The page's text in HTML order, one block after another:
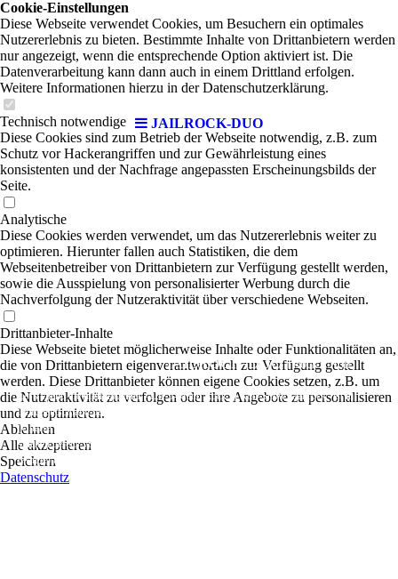
JAILROCK-DUO
JAILROCK-DUO| Rock'n'Roll
Let’s spend the night together - Die 5-Mann Rock’ n Roll-Show „Jailrock“ ist in
Norddeutschland bestens bekannt. Nun treten die beiden Frontmänner Lars Hofmann
(Gitarre, Mundharmonika) und Malte Lackmann (Gesang) auch zu Zweit auf. Sie
spielten bereits vor über 1000 Soldaten in Afghanistan, vor der Bundeskanzlerin
(Angie) und in Live-Clubs in Hamburg, Bremen und Umgebung.
Cookie-Einstellungen
Diese Webseite verwendet Cookies, um Besuchern ein optimales
Nutzererlebnis zu bieten. Bestimmte Inhalte von Drittanbietern werden
nur angezeigt, wenn die entsprechende Option aktiviert ist. Die
Datenverarbeitung kann dann auch in einem Drittland erfolgen.
Weitere Informationen hierzu in der Datenschutzerklärung.
Technisch notwendige
Diese Cookies sind zum Betrieb der Webseite notwendig, z.B. zum
Schutz vor Hackerangriffen und zur Gewährleistung eines
konsistenten und der Nachfrage angepassten Erscheinungsbilds der
Seite.
Analytische
Diese Cookies werden verwendet, um das Nutzererlebnis weiter zu
optimieren. Hierunter fallen auch Statistiken, die dem
Webseitenbetreiber von Drittanbietern zur Verfügung gestellt werden,
sowie die Ausspielung von personalisierter Werbung durch die
Nachverfolgung der Nutzeraktivität über verschiedene Webseiten.
Drittanbieter-Inhalte
Diese Webseite bietet möglicherweise Inhalte oder Funktionalitäten an,
die von Drittanbietern eigenverantwortlich zur Verfügung gestellt
werden. Diese Drittanbieter können eigene Cookies setzen, z.B. um
die Nutzeraktivität zu verfolgen oder ihre Angebote zu personalisieren
und zu optimieren.
Ablehnen
Alle akzeptieren
Speichern
Datenschutz